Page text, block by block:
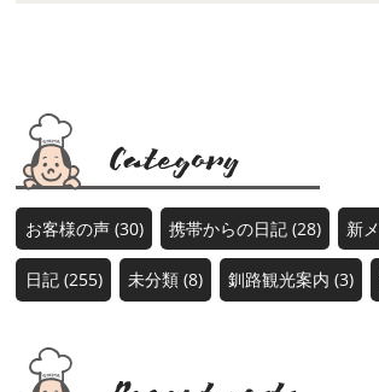
お客様の声 (30) 携帯からの日記 (28) 新
日記 (255) 未分類 (8) 釧路観光案内 (3)